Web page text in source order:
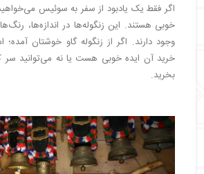
اگر فقط یک یادبود از سفر به سوئیس
خوبی هستند. این زنگوله‌ها در اندازه‌ها،
وجود دارند. اگر از زنگوله گاو خوشتان
خرید آن ایده خوبی هست یا نه می‌توانید سر
بخرید.